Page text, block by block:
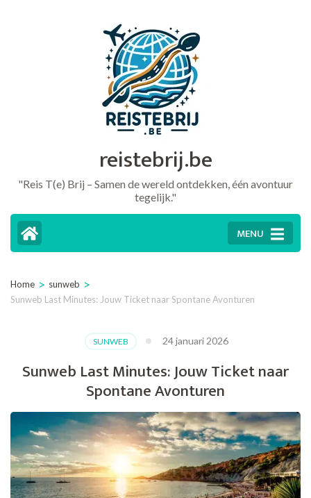
reistebrij.be
"Reis T(e) Brij – Samen de wereld ontdekken, één avontuur
tegelijk."
MENU
Home > sunweb >
Sunweb Last Minutes: Jouw Ticket naar Spontane Avonturen
SUNWEB 24 januari 2026
Sunweb Last Minutes: Jouw Ticket naar
Spontane Avonturen